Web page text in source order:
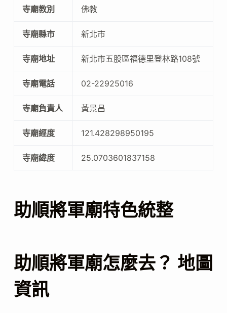
寺廟教別 佛教
寺廟縣市 新北市
寺廟地址 新北市五股區福德里登林路108號
寺廟電話 02-22925016
寺廟負責人 黃景昌
寺廟經度 121.428298950195
寺廟緯度 25.0703601837158
助順將軍廟特色統整
助順將軍廟怎麼去？ 地圖
資訊